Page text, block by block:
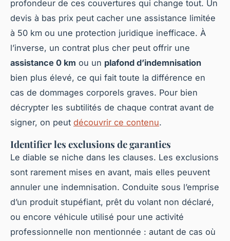
profondeur de ces couvertures qui change tout. Un
devis à bas prix peut cacher une assistance limitée
à 50 km ou une protection juridique inefficace. À
l’inverse, un contrat plus cher peut offrir une
assistance 0 km ou un plafond d’indemnisation
bien plus élevé, ce qui fait toute la différence en
cas de dommages corporels graves. Pour bien
décrypter les subtilités de chaque contrat avant de
signer, on peut découvrir ce contenu.
Identifier les exclusions de garanties
Le diable se niche dans les clauses. Les exclusions
sont rarement mises en avant, mais elles peuvent
annuler une indemnisation. Conduite sous l’emprise
d’un produit stupéfiant, prêt du volant non déclaré,
ou encore véhicule utilisé pour une activité
professionnelle non mentionnée : autant de cas où